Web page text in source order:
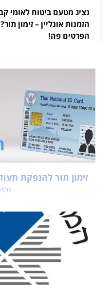
נציג מטעם ביטוח לאומי
הזמנות אונליין – זימון
הפרטים פה!
זימון תור להנפקת